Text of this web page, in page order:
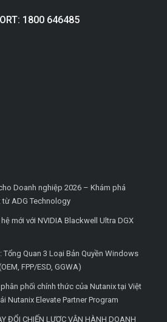
1800 646485
Doanh nghiệp 2026 – Khám phá
từ ADG Technology
mới với NVIDIA Blackwell Ultra DGX
Quan 3 Loại Bản Quyền Windows
FPP/ESD, GGWA)
phối chính thức của Nutanix tại Việt
Nutanix Elevate Partner Program
ĐỔI CHIẾN LƯỢC VẬN HÀNH DOANH